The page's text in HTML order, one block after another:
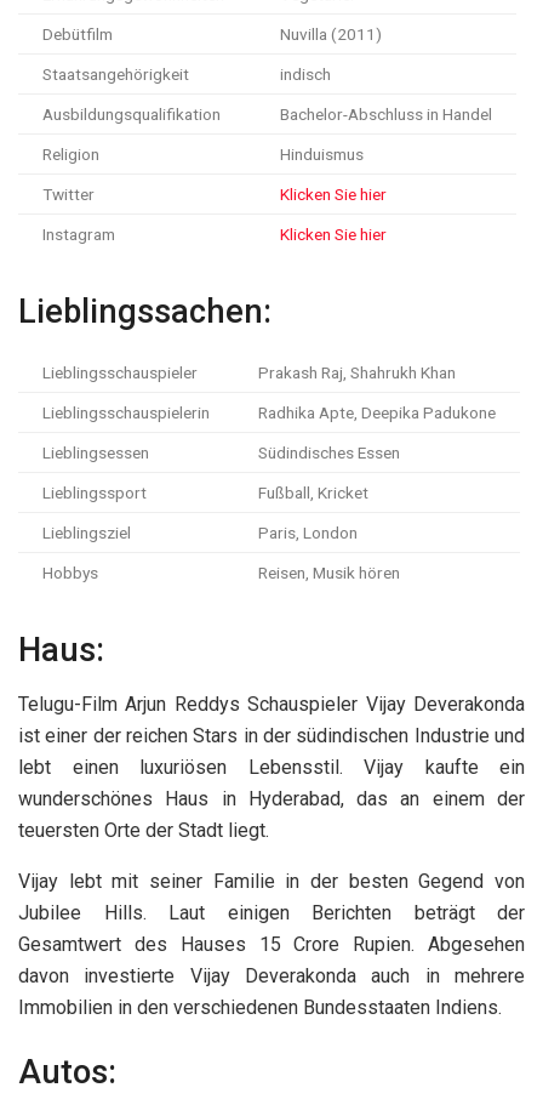
Debütfilm Nuvilla (2011)
Staatsangehörigkeit indisch
Ausbildungsqualifikation Bachelor-Abschluss in Handel
Religion Hinduismus
Twitter Klicken Sie hier
Instagram Klicken Sie hier
Lieblingssachen:
Lieblingsschauspieler Prakash Raj, Shahrukh Khan
Lieblingsschauspielerin Radhika Apte, Deepika Padukone
Lieblingsessen Südindisches Essen
Lieblingssport Fußball, Kricket
Lieblingsziel Paris, London
Hobbys Reisen, Musik hören
Haus:
Telugu-Film Arjun Reddys Schauspieler Vijay Deverakonda
ist einer der reichen Stars in der südindischen Industrie und
lebt einen luxuriösen Lebensstil. Vijay kaufte ein
wunderschönes Haus in Hyderabad, das an einem der
teuersten Orte der Stadt liegt.
Vijay lebt mit seiner Familie in der besten Gegend von
Jubilee Hills. Laut einigen Berichten beträgt der
Gesamtwert des Hauses 15 Crore Rupien. Abgesehen
davon investierte Vijay Deverakonda auch in mehrere
Immobilien in den verschiedenen Bundesstaaten Indiens.
Autos: